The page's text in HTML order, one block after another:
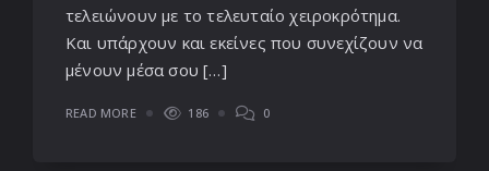
τελειώνουν με το τελευταίο χειροκρότημα.
Και υπάρχουν και εκείνες που συνεχίζουν να
μένουν μέσα σου […]
READ MORE 186 0